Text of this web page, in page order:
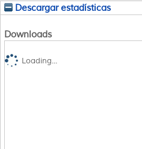
Descargar estadísticas
Downloads
Loading...